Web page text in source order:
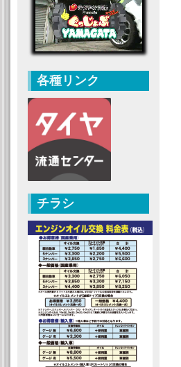
各種リンク
チラシ